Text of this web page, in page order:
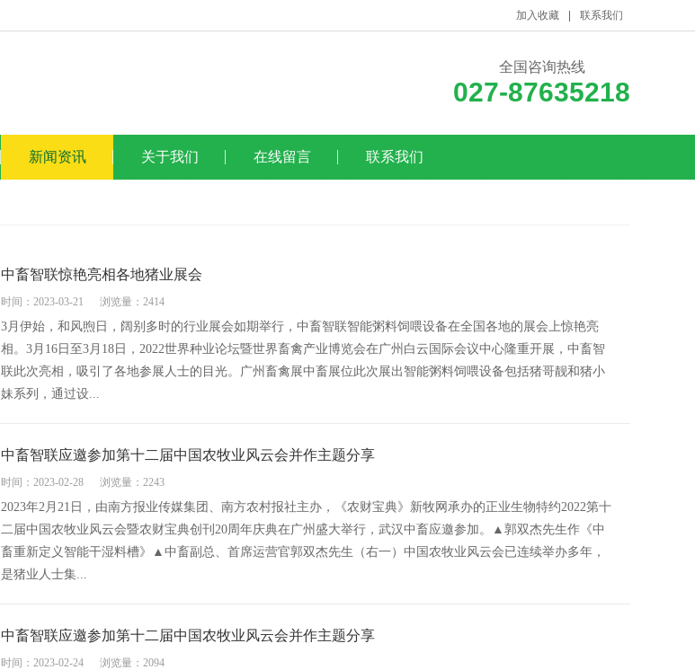
加入收藏 联系我们
全国咨询热线
027-87635218
新闻资讯 关于我们 在线留言 联系我们
中畜智联惊艳亮相各地猪业展会
时间：2023-03-21 浏览量：2414
3月伊始，和风煦日，阔别多时的行业展会如期举行，中畜智联智能粥料饲喂设备在全国各地的展会上惊艳亮
相。3月16日至3月18日，2022世界种业论坛暨世界畜禽产业博览会在广州白云国际会议中心隆重开展，中畜智
联此次亮相，吸引了各地参展人士的目光。广州畜禽展中畜展位此次展出智能粥料饲喂设备包括猪哥靓和猪小
妹系列，通过设...
中畜智联应邀参加第十二届中国农牧业风云会并作主题分享
时间：2023-02-28 浏览量：2243
2023年2月21日，由南方报业传媒集团、南方农村报社主办，《农财宝典》新牧网承办的正业生物特约2022第十
二届中国农牧业风云会暨农财宝典创刊20周年庆典在广州盛大举行，武汉中畜应邀参加。▲郭双杰先生作《中
畜重新定义智能干湿料槽》▲中畜副总、首席运营官郭双杰先生（右一）中国农牧业风云会已连续举办多年，
是猪业人士集...
中畜智联应邀参加第十二届中国农牧业风云会并作主题分享
时间：2023-02-24 浏览量：2094